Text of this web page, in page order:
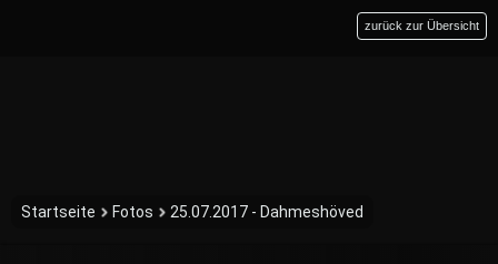
zurück zur Übersicht
Startseite Fotos 25.07.2017 - Dahmeshöved